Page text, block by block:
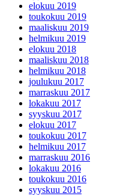
elokuu 2019
toukokuu 2019
maaliskuu 2019
helmikuu 2019
elokuu 2018
maaliskuu 2018
helmikuu 2018
joulukuu 2017
marraskuu 2017
lokakuu 2017
syyskuu 2017
elokuu 2017
toukokuu 2017
helmikuu 2017
marraskuu 2016
lokakuu 2016
toukokuu 2016
syyskuu 2015